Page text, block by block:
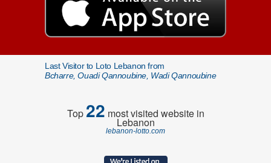
Last Visitor to Loto Lebanon from
Bcharre, Ouadi Qannoubine, Wadi Qannoubine
Top22 most visited website in
Lebanon
lebanon-lotto.com